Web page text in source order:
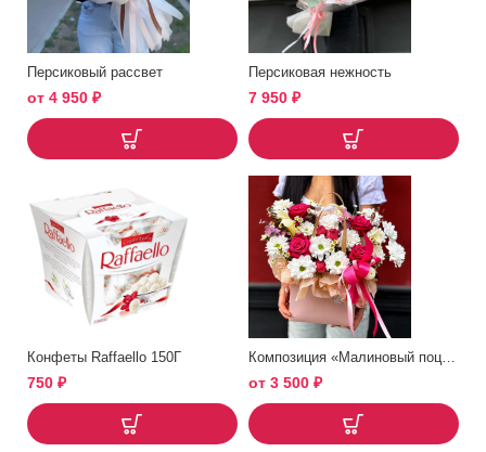
Персиковый рассвет
от 4 950 ₽
Персиковая нежность
7 950 ₽
Конфеты Raffaello 150Г
750 ₽ от 3 500 ₽